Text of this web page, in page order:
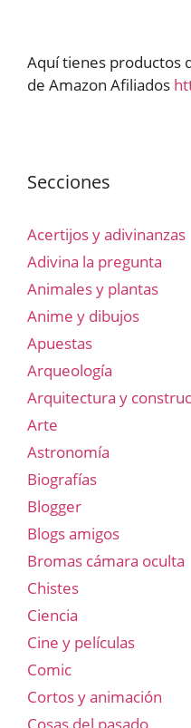
Aquí tienes productos
de Amazon Afiliados
Secciones
Acertijos y adivinanzas
Adivina la pregunta
Animales y plantas
Anime y dibujos
Apuestas
Arqueología
Arquitectura y
Arte
Astronomía
Biografías
Blogger
Blogs amigos
Bromas cámara oculta
Chistes
Ciencia
Cine y películas
Comic
Cortos y animación